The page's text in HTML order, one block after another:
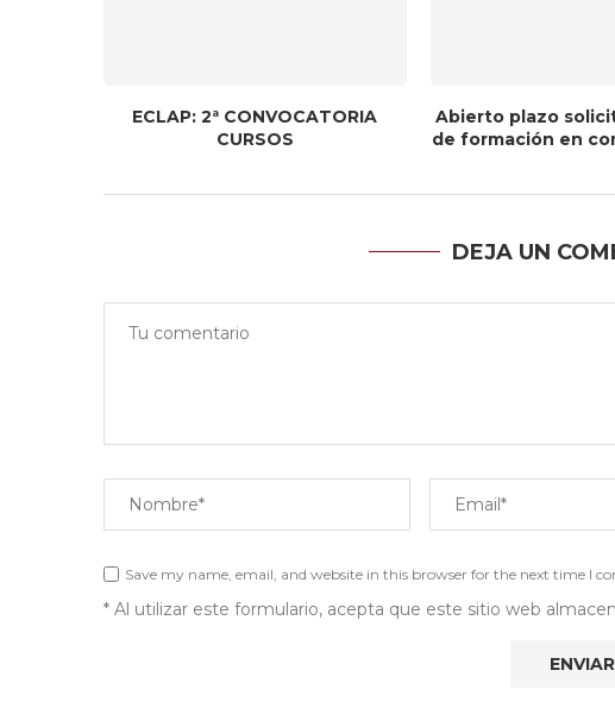
ECLAP: 2ª CONVOCATORIA
CURSOS
Abierto plazo
de formación en
DEJA UN
Save my name, email, and website in this browser for the next time I
* Al utilizar este formulario, acepta que este sitio web